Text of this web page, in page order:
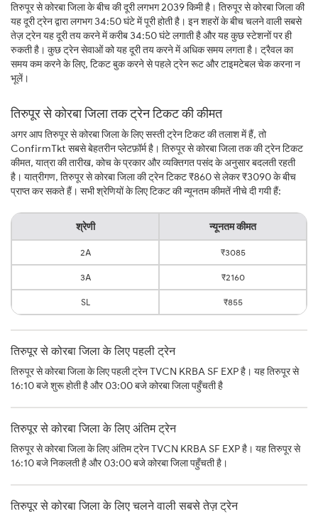
तिरुपूर से कोरबा जिला के बीच की दूरी लगभग 2039 किमी है। तिरुपूर से कोरबा जिला की
यह दूरी ट्रेन द्वारा लगभग 34:50 घंटे में पूरी होती है। इन शहरों के बीच चलने वाली सबसे
तेज़ ट्रेन यह दूरी तय करने में करीब 34:50 घंटे लगाती है और यह कुछ स्टेशनों पर ही
रुकती है। कुछ ट्रेन सेवाओं को यह दूरी तय करने में अधिक समय लगता है। ट्रैवल का
समय कम करने के लिए, टिकट बुक करने से पहले ट्रेन रूट और टाइमटेबल चेक करना न
भूलें।
तिरुपूर से कोरबा जिला तक ट्रेन टिकट की कीमत
अगर आप तिरुपूर से कोरबा जिला के लिए सस्ती ट्रेन टिकट की तलाश में हैं, तो
ConfirmTkt सबसे बेहतरीन प्लेटफ़ॉर्म है। तिरुपूर से कोरबा जिला तक की ट्रेन टिकट
कीमत, यात्रा की तारीख, कोच के प्रकार और व्यक्तिगत पसंद के अनुसार बदलती रहती
है। यात्रीगण, तिरुपूर से कोरबा जिला की ट्रेन टिकट ₹860 से लेकर ₹3090 के बीच
प्राप्त कर सकते हैं। सभी श्रेणियों के लिए टिकट की न्यूनतम कीमतें नीचे दी गयी हैं:
श्रेणी न्यूनतम कीमत
2A ₹3085
3A ₹2160
SL ₹855
तिरुपूर से कोरबा जिला के लिए पहली ट्रेन
तिरुपूर से कोरबा जिला के लिए पहली ट्रेन TVCN KRBA SF EXP है। यह तिरुपूर से
16:10 बजे शुरू होती है और 03:00 बजे कोरबा जिला पहुँचती है
तिरुपूर से कोरबा जिला के लिए अंतिम ट्रेन
तिरुपूर से कोरबा जिला के लिए अंतिम ट्रेन TVCN KRBA SF EXP है। यह तिरुपूर से
16:10 बजे निकलती है और 03:00 बजे कोरबा जिला पहुँचती है।
तिरुपूर से कोरबा जिला के लिए चलने वाली सबसे तेज़ ट्रेन